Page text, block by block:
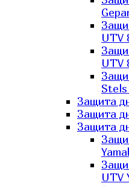
UTV
UTV
Stels
Защита
Защита
Защита
UTV